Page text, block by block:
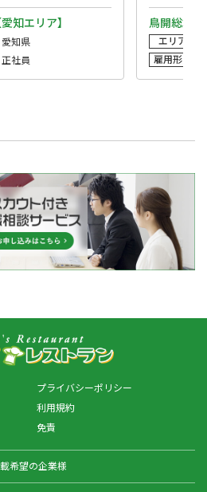
知エリア】
愛知県
正社員
鳥開総本
エリア
雇用形態
プライバシーポリシー
利用規約
免責
希望の企業様